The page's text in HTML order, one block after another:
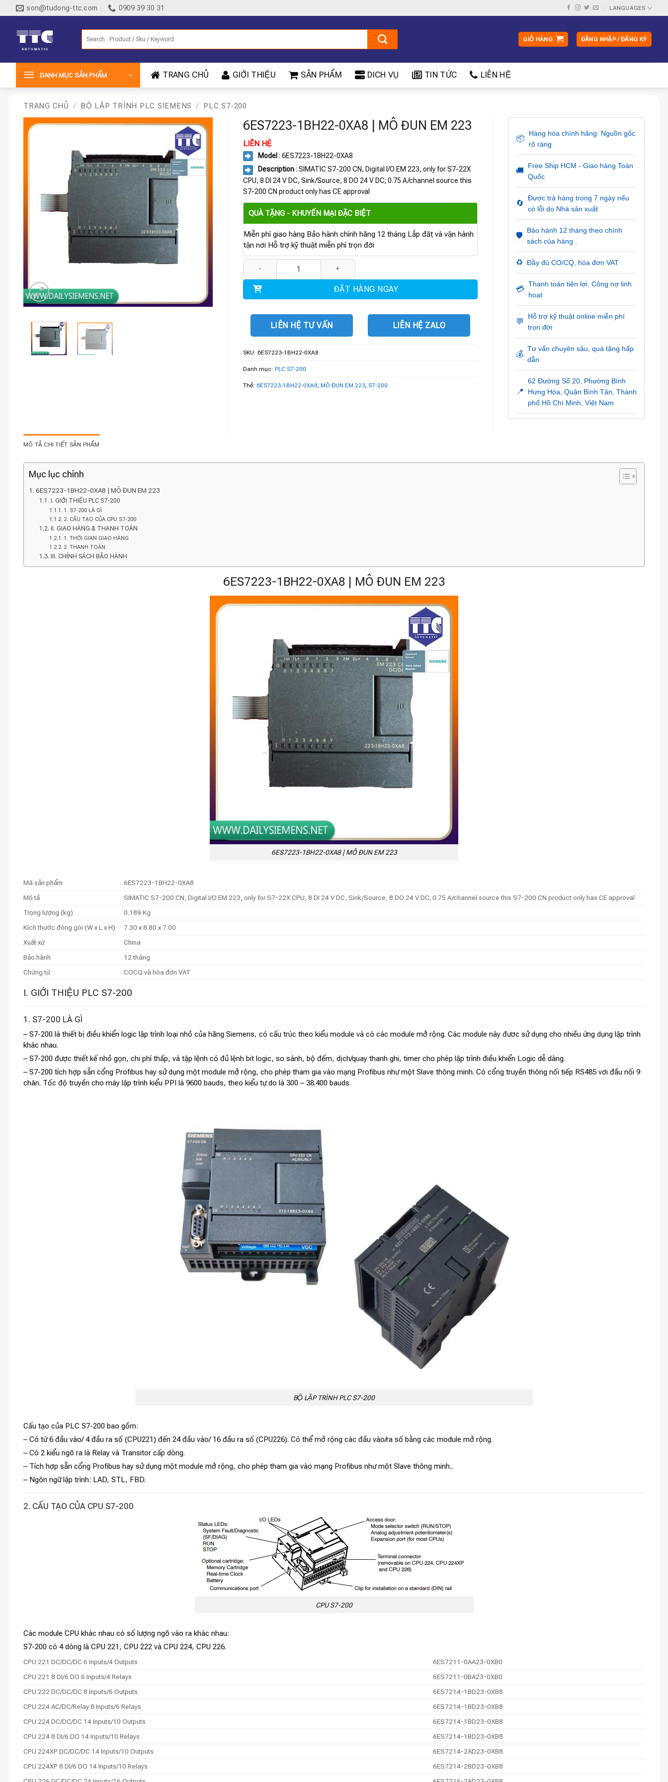
qua
son@tudong-ttc.com 0909 39 30 31 LANGUAGES
GIỎ HÀNG ĐĂNG NHẬP / ĐĂNG KÝ
DANH MỤC SẢN PHẨM TRANG CHỦ GIỚI THIỆU SẢN PHẨM DICH VỤ TIN TỨC LIÊN HỆ
TRANG CHỦ / BỘ LẬP TRÌNH PLC SIEMENS / PLC S7-200
6ES7223-1BH22-0XA8 | MÔ ĐUN EM 223
LIÊN HỆ
Model : 6ES7223-1BH22-0XA8
Description: SIMATIC S7-200 CN, Digital I/O EM 223, only for S7-22X
CPU, 8 DI 24 V DC, Sink/Source, 8 DO 24 V DC; 0.75 A/channel source this
S7-200 CN product only has CE approval
QUÀ TẶNG - KHUYẾN MẠI ĐẶC BIỆT
Miễn phí giao hàng Bảo hành chính hãng 12 tháng Lắp đặt và vận hành
tận nơi Hỗ trợ kỹ thuật miễn phí trọn đời
ĐẶT HÀNG NGAY
LIÊN HỆ TƯ VẤN LIÊN HỆ ZALO
SKU: 6ES7223-1BH22-0XA8
Danh mục: PLC S7-200
Thẻ: 6ES7223-1BH22-0XA8 MÔ ĐUN EM 223, S7-200
📦
Hàng hóa chính hãng. Nguồn gốc
rõ ràng
🚚
Free Ship HCM - Giao hàng Toàn
Quốc
🔄
Được trả hàng trong 7 ngày nếu
có lỗi do Nhà sản xuất
🛡️
Bảo hành 12 tháng theo chính
sách của hàng .
♻️ Đầy đủ CO/CQ, hóa đơn VAT
💳
Thanh toán tiện lợi. Công nợ linh
hoạt
💬
Hỗ trợ kỹ thuật online miễn phí
trọn đời
💰
Tư vấn chuyên sâu, quà tặng hấp
dẫn
📍
62 Đường Số 20, Phường Bình
Hưng Hòa, Quận Bình Tân, Thành
phố Hồ Chí Minh, Việt Nam
MÔ TẢ CHI TIẾT SẢN PHẨM
Mục lục chính
6ES7223-1BH22-0XA8 | MÔ ĐUN EM 223
I. GIỚI THIỆU PLC S7-200
1. S7-200 LÀ GÌ
2. CẤU TẠO CỦA CPU S7-200
II. GIAO HÀNG & THANH TOÁN
1. THỜI GIAN GIAO HÀNG
2. THANH TOÁN
III. CHÍNH SÁCH BẢO HÀNH
6ES7223-1BH22-0XA8 | MÔ ĐUN EM 223
6ES7223-1BH22-0XA8 | MÔ ĐUN EM 223
Mã sản phẩm
6ES7223-1BH22-0XA8
Mô tả
SIMATIC S7-200 CN, Digital I/O EM 223, only for S7-22X CPU, 8 DI 24 V DC, Sink/Source, 8 DO 24 V DC; 0.75 A/channel source this S7-200 CN product only has CE approval
Trọng lượng (kg)
0.189 Kg
Kích thước đóng gói (W x L x H)
7.30 x 8.80 x 7.00
Xuất xứ
China
Bảo hành
12 tháng
Chứng từ
COCQ và hóa đơn VAT
I. GIỚI THIỆU PLC S7-200
1. S7-200 LÀ GÌ
– S7-200 là thiết bị điều khiển logic lập trình loại nhỏ của hãng Siemens, có cấu trúc theo kiểu module và có các module mở rộng. Các module này đươc sử dụng cho nhiều ứng dụng lập trình
khác nhau.
– S7-200 được thiết kế nhỏ gọn, chi phí thấp, và tập lệnh có đủ lệnh bit logic, so sánh, bộ đếm, dịch/quay thanh ghi, timer cho phép lập trình điều khiển Logic dễ dàng.
– S7-200 tích hợp sẵn cổng Profibus hay sử dụng một module mở rộng, cho phép tham gia vào mạng Profibus như một Slave thông minh. Có cổng truyền thông nối tiếp RS485 vơi đầu nối 9
chân. Tốc độ truyền cho máy lập trình kiểu PPI là 9600 bauds, theo kiểu tự do là 300 – 38.400 bauds.
BỘ LẬP TRÌNH PLC S7-200
Cấu tạo của PLC S7-200 bao gồm:
– Có từ 6 đầu vào/ 4 đầu ra số (CPU221) đến 24 đầu vào/ 16 đầu ra số (CPU226). Có thể mở rộng các đầu vào/ra số bằng các module mở rộng.
– Có 2 kiểu ngõ ra là Relay và Transitor cấp dòng.
– Tích hợp sẵn cổng Profibus hay sử dụng một module mở rộng, cho phép tham gia vào mạng Profibus như một Slave thông minh..
– Ngôn ngữ lập trình: LAD, STL, FBD.
2. CẤU TẠO CỦA CPU S7-200
CPU S7-200
Các module CPU khác nhau có số lượng ngõ vào ra khác nhau:
S7-200 có 4 dòng là CPU 221, CPU 222 và CPU 224, CPU 226.
CPU 221 DC/DC/DC 6 Inputs/4 Outputs
6ES7211-0AA23-0XB0
CPU 221 8 DI/6 DO 6 Inputs/4 Relays
6ES7211-0BA23-0XB0
CPU 222 DC/DC/DC 8 Inputs/6 Outputs
6ES7214-1BD23-0XB8
CPU 224 AC/DC/Relay 8 Inputs/6 Relays
6ES7214-1BD23-0XB8
CPU 224 DC/DC/DC 14 Inputs/10 Outputs
6ES7214-1BD23-0XB8
CPU 224 8 DI/6 DO 14 Inputs/10 Relays
6ES7214-1BD23-0XB8
CPU 224XP DC/DC/DC 14 Inputs/10 Outputs
6ES7214-2AD23-0XB8
CPU 224XP 8 DI/6 DO 14 Inputs/10 Relays
6ES7214-2BD23-0XB8